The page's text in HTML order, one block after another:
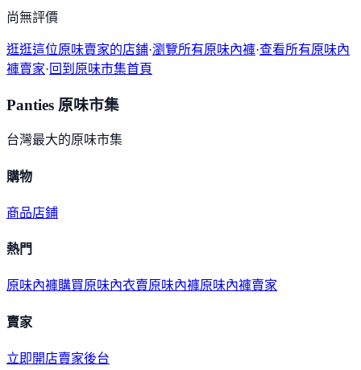
尚無評價
逛逛這位原味賣家的店鋪·瀏覽所有原味內褲·查看所有原味內
褲賣家·回到原味市集首頁
Panties 原味市集
台灣最大的原味市集
購物
商品店鋪
熱門
原味內褲購買原味內衣賣原味內褲原味內褲賣家
賣家
立即開店賣家後台